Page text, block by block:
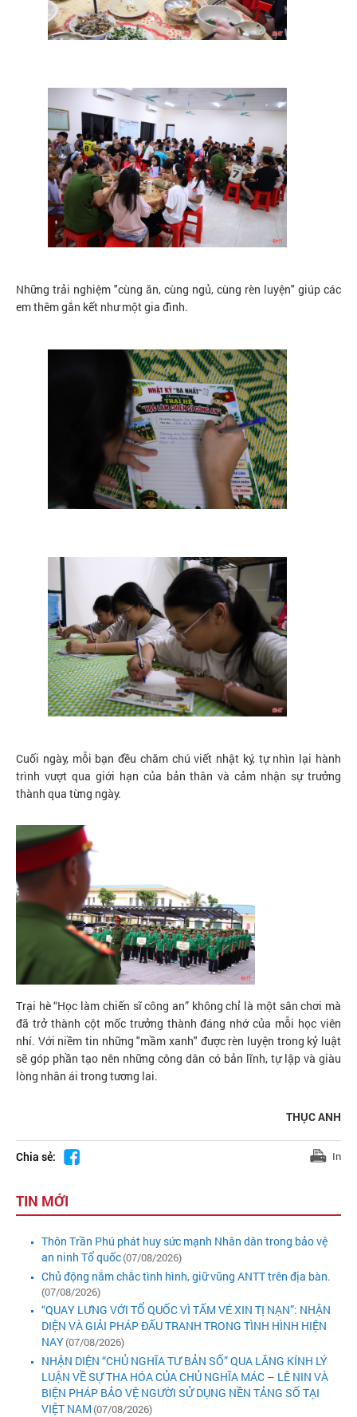
Những trải nghiệm "cùng ăn, cùng ngủ, cùng rèn luyện" giúp các
em thêm gắn kết như một gia đình.
Cuối ngày, mỗi bạn đều chăm chú viết nhật ký, tự nhìn lại hành
trình vượt qua giới hạn của bản thân và cảm nhận sự trưởng
thành qua từng ngày.
Trại hè “Học làm chiến sĩ công an” không chỉ là một sân chơi mà
đã trở thành cột mốc trưởng thành đáng nhớ của mỗi học viên
nhí. Với niềm tin những "mầm xanh" được rèn luyện trong kỷ luật
sẽ góp phần tạo nên những công dân có bản lĩnh, tự lập và giàu
lòng nhân ái trong tương lai.
THỤC ANH
Chia sẻ: In
TIN MỚI
Thôn Trần Phú phát huy sức mạnh Nhân dân trong bảo vệ
an ninh Tổ quốc(07/08/2026)
Chủ động nắm chắc tình hình, giữ vũng ANTT trên địa bàn.
(07/08/2026)
“QUAY LƯNG VỚI TỔ QUỐC VÌ TẤM VÉ XIN TỊ NẠN”: NHẬN
DIỆN VÀ GIẢI PHÁP ĐẤU TRANH TRONG TÌNH HÌNH HIỆN
NAY(07/08/2026)
NHẬN DIỆN “CHỦ NGHĨA TƯ BẢN SỐ” QUA LĂNG KÍNH LÝ
LUẬN VỀ SỰ THA HÓA CỦA CHỦ NGHĨA MÁC – LÊ NIN VÀ
BIỆN PHÁP BẢO VỆ NGƯỜI SỬ DỤNG NỀN TẢNG SỐ TẠI
VIỆT NAM (07/08/2026)